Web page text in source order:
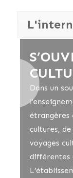
Dans un
étrangères
cultures,
voyages
différentes